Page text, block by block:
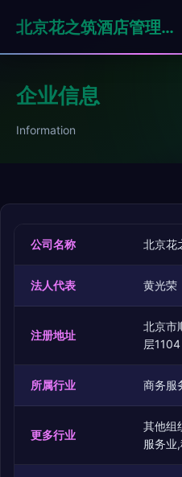
北京花之筑酒店管理有限公司
企业信息
Information
公司名称 北京花
法人代表 黄光荣
注册地址
北京市
层1104
所属行业 商务服
更多行业
其他组
服务业